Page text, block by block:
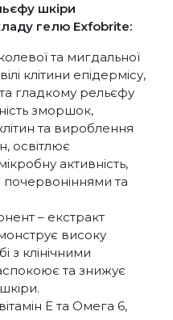
шкіри
гелю Exfobrite:
та мигдальної
клітини епідермісу,
гладкому рельєфу
зморшок,
та вироблення
освітлює
активність,
та
– екстракт
високу
з клінічними
та знижує
Е та Омега 6,